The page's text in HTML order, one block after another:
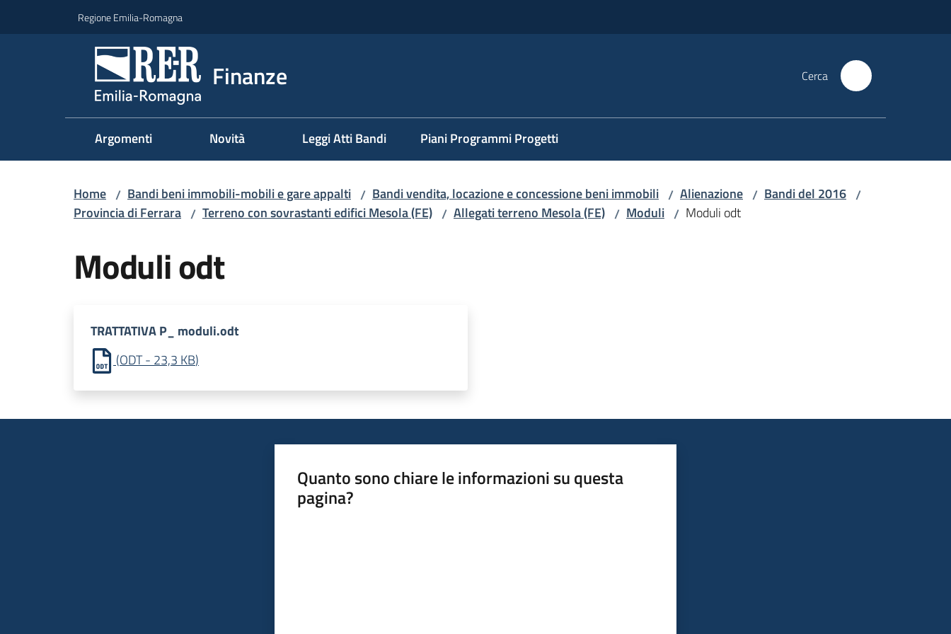
Regione Emilia-Romagna
Finanze Cerca
Argomenti Novità Leggi Atti Bandi Piani Programmi Progetti
Home / Bandi beni immobili-mobili e gare appalti / Bandi vendita, locazione e concessione beni immobili / Alienazione / Bandi del 2016 /
Provincia di Ferrara / Terreno con sovrastanti edifici Mesola (FE) / Allegati terreno Mesola (FE) / Moduli / Moduli odt
Moduli odt
TRATTATIVA P_ moduli.odt
(ODT- 23,3 KB)
Quanto sono chiare le informazioni su questa
pagina?